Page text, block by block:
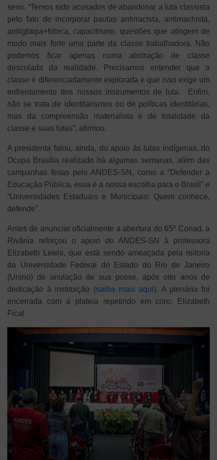
sexo. “Temos sido acusados de abandonar a luta classista
pelo fato de incorporar pautas antirracista, antimachista,
antilgbtqia+fóbica, capacitismo, questões que atingem de
modo mais forte uma parte da classe trabalhadora. Não
podemos ficar apenas numa abstração de classe
descolada da realidade. Precisamos entender que a
classe é diferenciadamente explorada e que isso exige um
enfrentamento dos nossos instrumentos de luta. Enfim,
não se trata de identitarismos ou de políticas identitárias,
mas da compreensão materialista e de totalidade da
classe e suas lutas”, afirmou.
A presidenta falou, ainda, do apoio às lutas indígenas, do
Ocupa Brasília realizado há algumas semanas, além das
campanhas feitas pelo ANDES-SN, como a “Defender a
Educação Pública, essa é a nossa escolha para o Brasil” e
“Universidades Estaduais e Municipais: Quem conhece,
defende”.
Antes de anunciar oficialmente a abertura do 65º Conad, a
Rivânia reforçou o apoio do ANDES-SN à professora
Elizabeth Lewis, que está sendo ameaçada pela reitoria
da Universidade Federal do Estado do Rio de Janeiro
(Unirio) de anulação de sua posse, após oito anos de
dedicação à instituição (saiba mais aqui). A plenária foi
encerrada com a plateia repetindo em coro: Elizabeth
Fica!